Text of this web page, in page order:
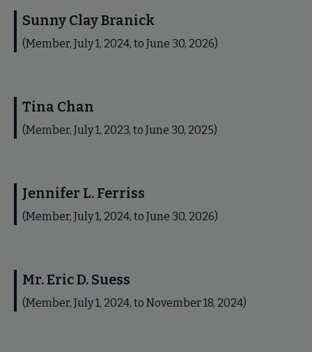
Sunny Clay Branick
(Member, July 1, 2024, to June 30, 2026)
Tina Chan
(Member, July 1, 2023, to June 30, 2025)
Jennifer L. Ferriss
(Member, July 1, 2024, to June 30, 2026)
Mr. Eric D. Suess
(Member, July 1, 2024, to November 18, 2024)